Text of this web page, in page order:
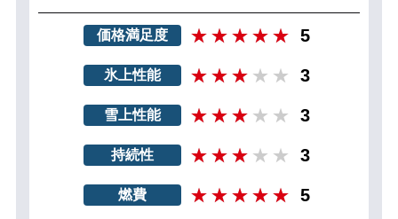
価格満足度 5
氷上性能 3
雪上性能 3
持続性 3
燃費 5